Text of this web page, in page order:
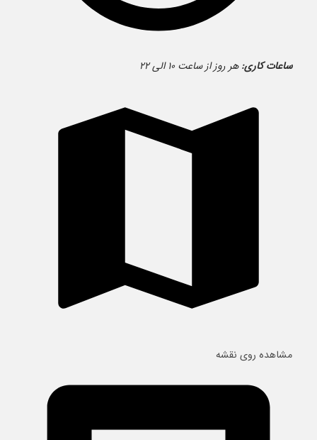
ساعات کاری: هر روز از ساعت ۱۰ الی ۲۲
مشاهده روی نقشه